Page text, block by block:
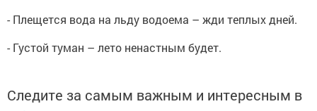
- Плещется вода на льду водоема – жди теплых дней.
- Густой туман – лето ненастным будет.
Следите за самым важным и интересным в